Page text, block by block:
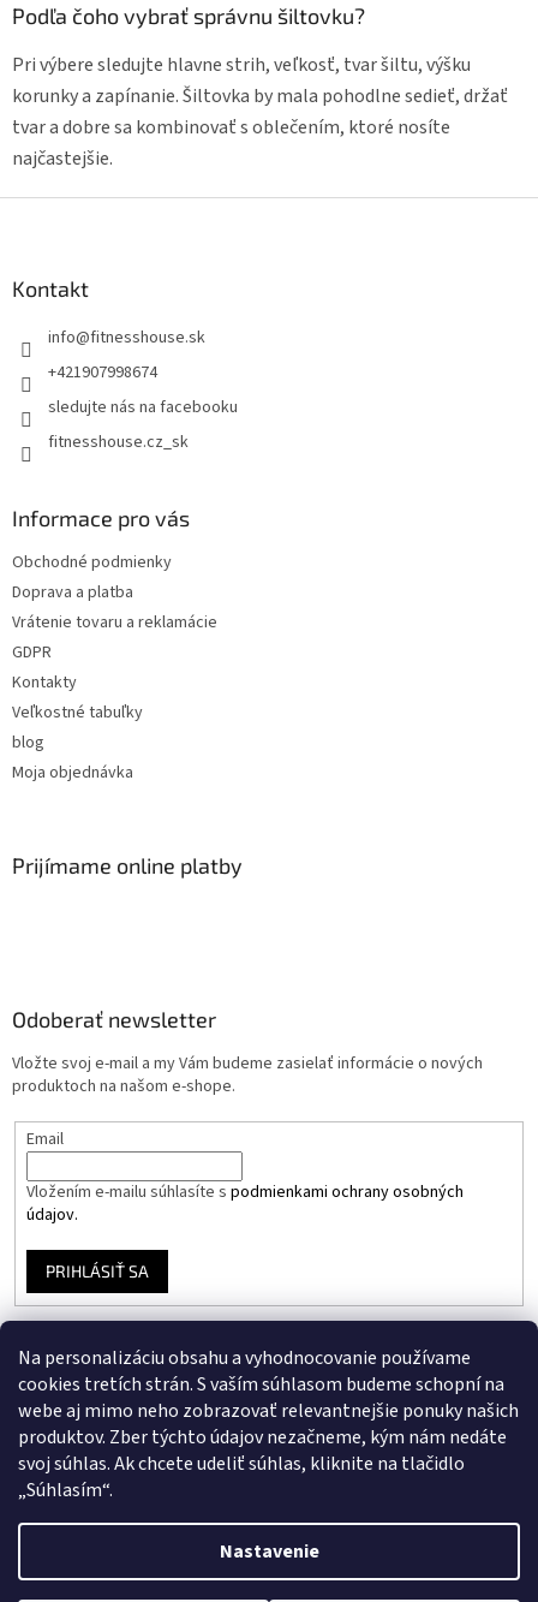
Na personalizáciu obsahu a vyhodnocovanie používame
cookies tretích strán. S vaším súhlasom budeme schopní na
webe aj mimo neho zobrazovať relevantnejšie ponuky našich
produktov. Zber týchto údajov nezačneme, kým nám nedáte
svoj súhlas. Ak chcete udeliť súhlas, kliknite na tlačidlo
„Súhlasím“.
Nastavenie
Podľa čoho vybrať správnu šiltovku?
Pri výbere sledujte hlavne strih, veľkosť, tvar šiltu, výšku
korunky a zapínanie. Šiltovka by mala pohodlne sedieť, držať
tvar a dobre sa kombinovať s oblečením, ktoré nosíte
najčastejšie.
Kontakt
info@fitnesshouse.sk
+421907998674
sledujte nás na facebooku
fitnesshouse.cz_sk
Informace pro vás
Obchodné podmienky
Doprava a platba
Vrátenie tovaru a reklamácie
GDPR
Kontakty
Veľkostné tabuľky
blog
Moja objednávka
Prijímame online platby
Odoberať newsletter
Vložte svoj e-mail a my Vám budeme zasielať informácie o nových
produktoch na našom e-shope.
Email
Vložením e-mailu súhlasíte s podmienkami ochrany osobných
údajov.
PRIHLÁSIŤ SA
Instagram
Facebook
Vytvoril Shoptet